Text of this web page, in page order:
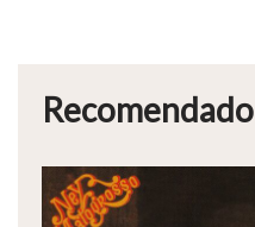
Recomendado